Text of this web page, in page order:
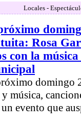
Locales -
Rosa
con la
domingo
música,
evento que